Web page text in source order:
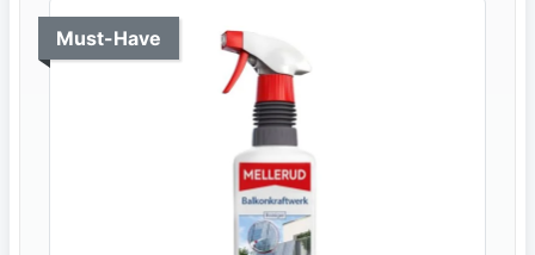
Must-Have